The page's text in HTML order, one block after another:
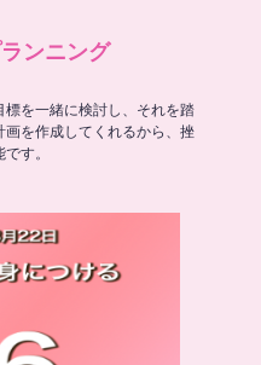
ンニング
を一緒に検討し、それを踏
画を作成してくれるから、挫
す。